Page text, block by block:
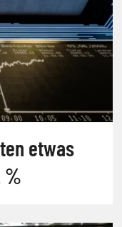
etwas
%